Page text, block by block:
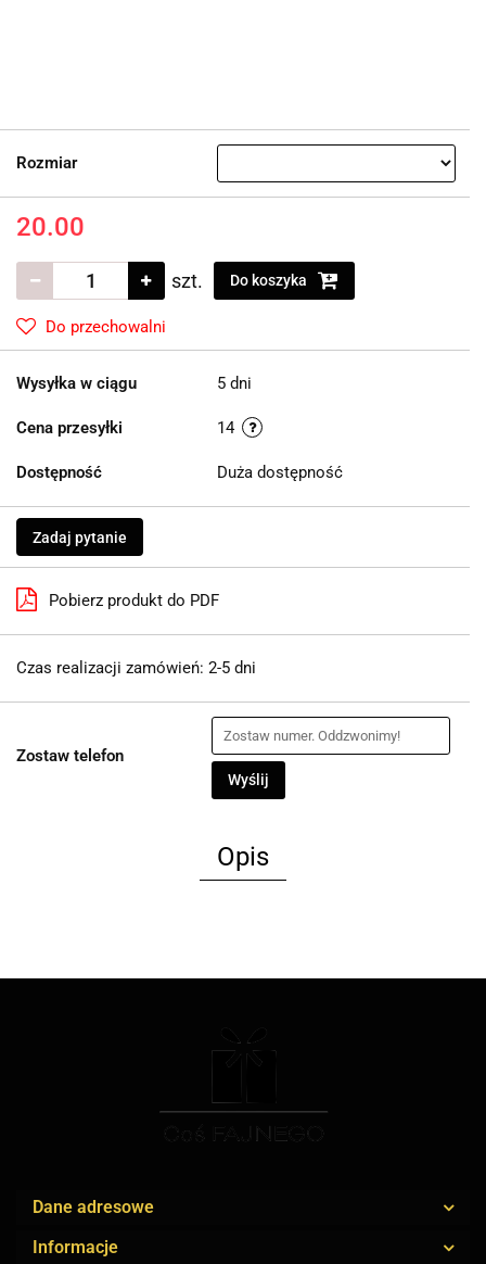
Rozmiar
20.00
szt. Do koszyka
Do przechowalni
Wysyłka w ciągu 5 dni
Cena przesyłki 14
Dostępność Duża dostępność
Zadaj pytanie
Pobierz produkt do PDF
Czas realizacji zamówień: 2-5 dni
Zostaw telefon
Wyślij
Opis
Dane adresowe
Informacje